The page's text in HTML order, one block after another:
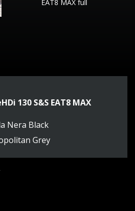
130 S&S EAT8 MAX
Nera Black
Grey